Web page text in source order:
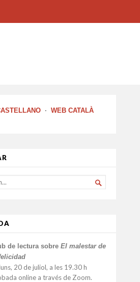
· WEB CATALÀ

de lectura sobre El malestar de
20 de juliol, a les 19.30 h
online a través de Zoom.